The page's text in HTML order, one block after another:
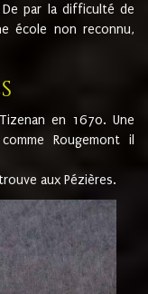
par la difficulté de
école non reconnu,
en 1670. Une
Rougemont il
aux Pézières.